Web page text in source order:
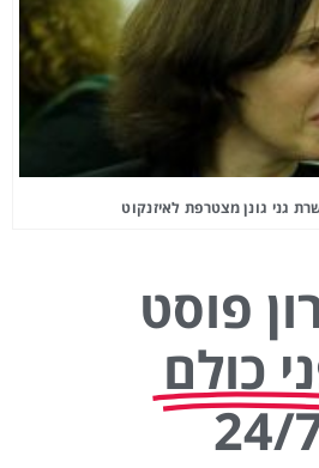
גני גונן מצטרפת לאיזנקוט
פוסט
כולם
24/